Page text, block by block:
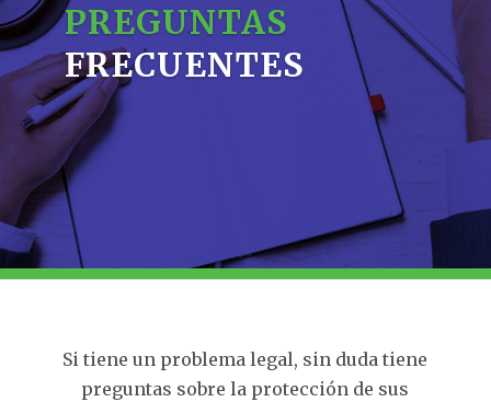
PREGUNTAS
FRECUENTES
Si tiene un problema legal, sin duda tiene
preguntas sobre la protección de sus